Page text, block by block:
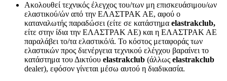
Ακολουθεί τεχνικός έλεγχος του/των μη επισκευάσιμου/ων
ελαστικού/ών από την ΕΛΑΣΤΡΑΚ ΑΕ, αφού ο
καταναλωτής παραδώσει (είτε σε κατάστημα elastrakclub,
είτε στην ίδια την ΕΛΑΣΤΡΑΚ ΑΕ) και η ΕΛΑΣΤΡΑΚ ΑΕ
παραλάβει το/τα ελαστικό/ά. Το κόστος μεταφοράς των
ελαστικών προς διενέργεια τεχνικού ελέγχου βαραίνει το
κατάστημα του Δικτύου elastrakclub (άλλως elastrakclub
dealer), εφόσον γίνεται μέσω αυτού η διαδικασία.